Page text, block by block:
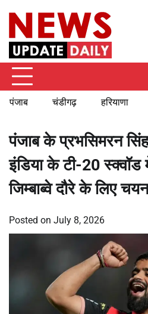
content
पंजाब चंडीगढ़ हरियाणा
पंजाब के प्रभसिमरन
इंडिया के टी-20 स्क्वॉड
जिम्बाब्वे दौरे के लिए चयन
Posted on July 8, 2026